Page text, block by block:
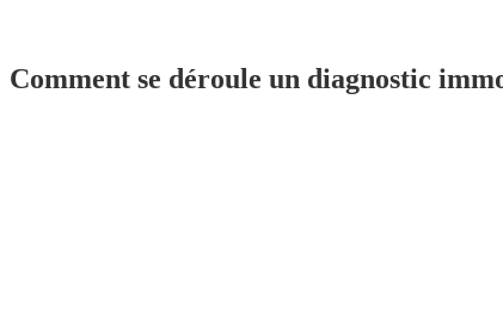
Comment se déroule un diagnostic